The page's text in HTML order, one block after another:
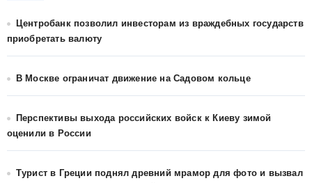
Центробанк позволил инвесторам из враждебных государств
приобретать валюту
В Москве ограничат движение на Садовом кольце
Перспективы выхода российских войск к Киеву зимой
оценили в России
Турист в Греции поднял древний мрамор для фото и вызвал